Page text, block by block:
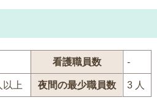
看護職員数 -
以上 夜間の最少職員数 3 人